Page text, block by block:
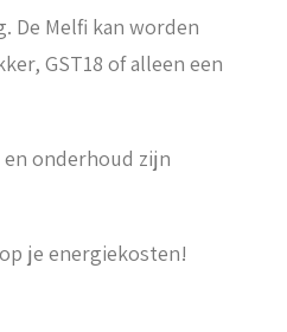
De Melfi kan worden
GST18 of alleen een
onderhoud zijn
je energiekosten!